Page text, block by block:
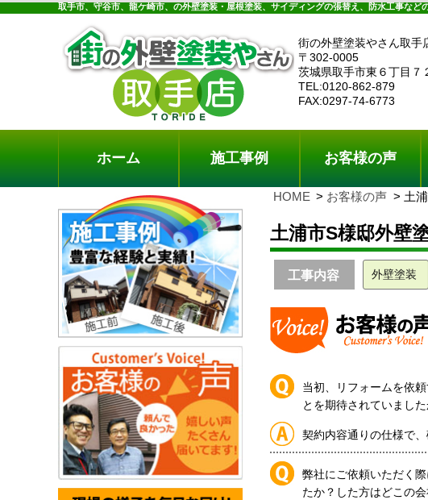
取手市、守谷市、龍ケ崎市、の外壁塗装・屋根塗装、サイディングの張替え、防水工事など
街の外壁塗装やさん取手
〒302-0005
茨城県取手市東６丁目７
TEL:0120-862-879
FAX:0297-74-6773
ホーム 施工事例 お客様の声
HOME お客様の声 土
土浦市S様邸外壁
工事内容 外壁塗装
当初、リフォームを依
とを期待されていました
契約内容通りの仕様で
弊社にご依頼いただく
たか？した方はどこの